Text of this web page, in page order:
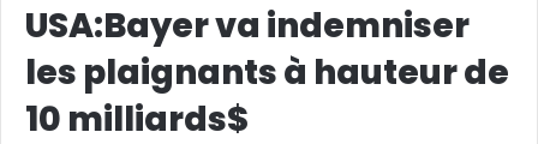
USA:Bayer va indemniser
les plaignants à hauteur de
10 milliards$